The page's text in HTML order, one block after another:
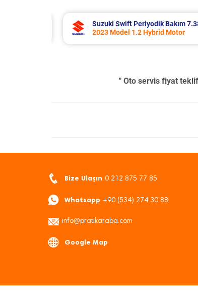
Suzuki Swift Periyodik Bakım
2023 Model 1.2 Hybrid Motor
" Oto servis fiyat
Bize Ulaşın 0 212 875 77 85
Whatsapp +90 (534) 274 30 88
info@pratikaraba.com
Google Map